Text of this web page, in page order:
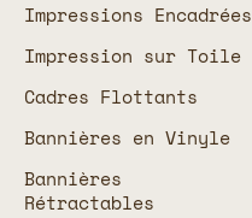
Impressions Encadrées
Impression sur Toile
Cadres Flottants
Bannières en Vinyle
Bannières
Rétractables